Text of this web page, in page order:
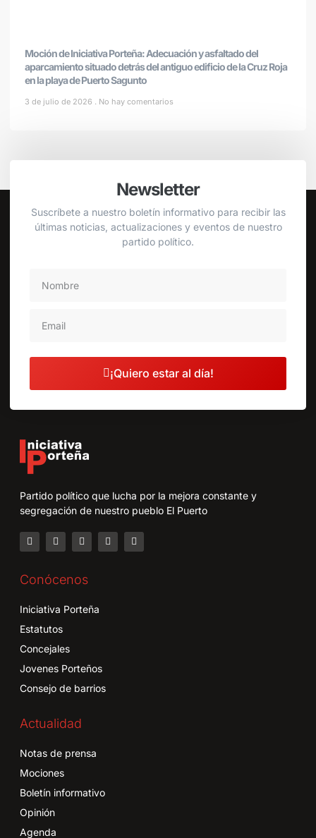
Moción de Iniciativa Porteña: Adecuación y asfaltado del
aparcamiento situado detrás del antiguo edificio de la Cruz Roja
en la playa de Puerto Sagunto
3 de julio de 2026 No hay comentarios
Newsletter
Suscríbete a nuestro boletín informativo para recibir las
últimas noticias, actualizaciones y eventos de nuestro
partido político.
¡Quiero estar al día!
Partido político que lucha por la mejora constante y
segregación de nuestro pueblo El Puerto
Conócenos
Iniciativa Porteña
Estatutos
Concejales
Jovenes Porteños
Consejo de barrios
Actualidad
Notas de prensa
Mociones
Boletín informativo
Opinión
Agenda